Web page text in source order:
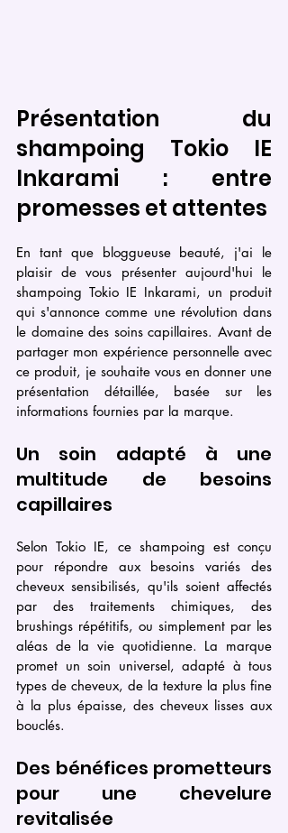
Présentation du
shampoing Tokio IE
Inkarami : entre
promesses et attentes
En tant que bloggueuse beauté, j'ai le
plaisir de vous présenter aujourd'hui le
shampoing Tokio IE Inkarami, un produit
qui s'annonce comme une révolution dans
le domaine des soins capillaires. Avant de
partager mon expérience personnelle avec
ce produit, je souhaite vous en donner une
présentation détaillée, basée sur les
informations fournies par la marque.
Un soin adapté à une
multitude de besoins
capillaires
Selon Tokio IE, ce shampoing est conçu
pour répondre aux besoins variés des
cheveux sensibilisés, qu'ils soient affectés
par des traitements chimiques, des
brushings répétitifs, ou simplement par les
aléas de la vie quotidienne. La marque
promet un soin universel, adapté à tous
types de cheveux, de la texture la plus fine
à la plus épaisse, des cheveux lisses aux
bouclés.
Des bénéfices prometteurs
pour une chevelure
revitalisée